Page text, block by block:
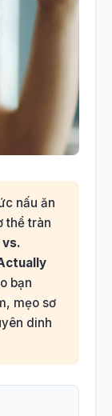
nấu ăn
thể tràn
vs.
bạn
mẹo sơ
dinh